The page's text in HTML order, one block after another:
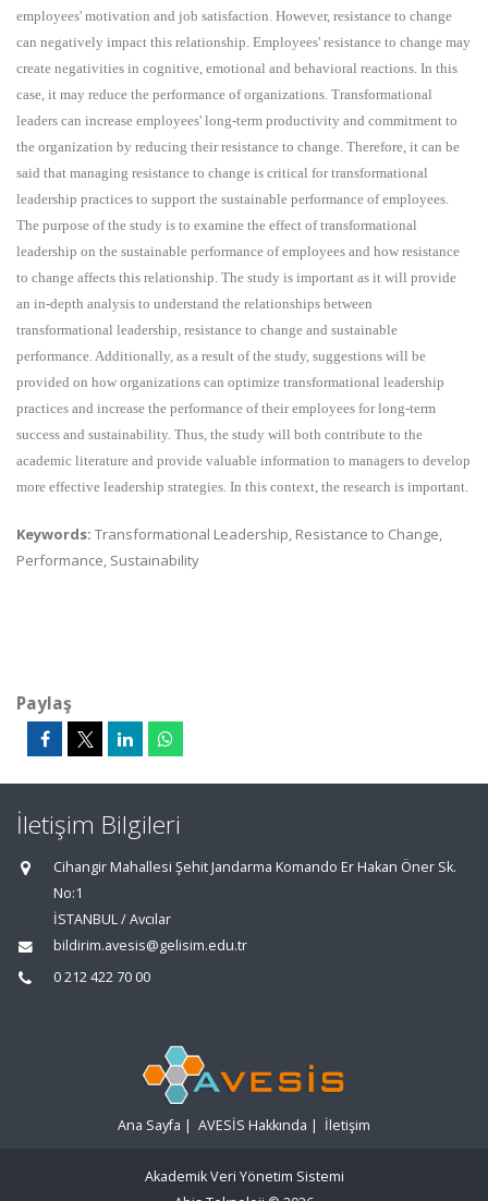
employees' motivation and job satisfaction. However, resistance to change
can negatively impact this relationship. Employees' resistance to change may
create negativities in cognitive, emotional and behavioral reactions. In this
case, it may reduce the performance of organizations. Transformational
leaders can increase employees' long-term productivity and commitment to
the organization by reducing their resistance to change. Therefore, it can be
said that managing resistance to change is critical for transformational
leadership practices to support the sustainable performance of employees.
The purpose of the study is to examine the effect of transformational
leadership on the sustainable performance of employees and how resistance
to change affects this relationship. The study is important as it will provide
an in-depth analysis to understand the relationships between
transformational leadership, resistance to change and sustainable
performance. Additionally, as a result of the study, suggestions will be
provided on how organizations can optimize transformational leadership
practices and increase the performance of their employees for long-term
success and sustainability. Thus, the study will both contribute to the
academic literature and provide valuable information to managers to develop
more effective leadership strategies. In this context, the research is important.
Keywords: Transformational Leadership, Resistance to Change,
Performance, Sustainability
Paylaş
İletişim Bilgileri
Cihangir Mahallesi Şehit Jandarma Komando Er Hakan Öner Sk.
No:1
İSTANBUL / Avcılar
bildirim.avesis@gelisim.edu.tr
0 212 422 70 00
Ana Sayfa | AVESİS Hakkında | İletişim
Akademik Veri Yönetim Sistemi